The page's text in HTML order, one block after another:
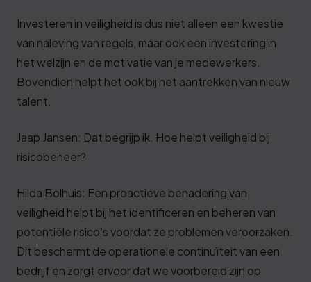
Investeren in veiligheid is dus niet alleen een kwestie
van naleving van regels, maar ook een investering in
het welzijn en de motivatie van je medewerkers.
Bovendien helpt het ook bij het aantrekken van nieuw
talent.
Jaap Jansen: Dat begrijp ik. Hoe helpt veiligheid bij
risicobeheer?
Hilda Bolhuis: Een proactieve benadering van
veiligheid helpt bij het identificeren en beheren van
potentiële risico’s voordat ze problemen veroorzaken.
Dit beschermt de operationele continuïteit van een
bedrijf en zorgt ervoor dat we voorbereid zijn op